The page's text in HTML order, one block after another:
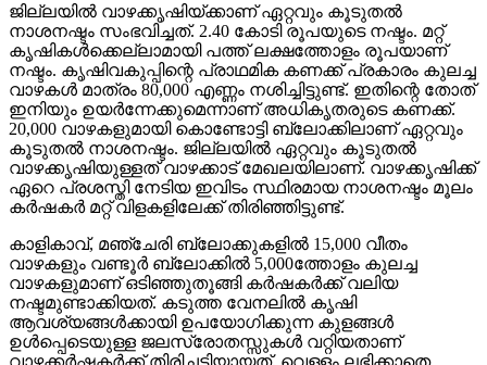
ജില്ലയിൽ വാഴക്കൃഷിയ്ക്കാണ് ഏറ്റവും കൂടുതൽ
നാശനഷ്ടം സംഭവിച്ചത്. 2.40 കോടി രൂപയുടെ നഷ്ടം. മറ്റ്
കൃഷികൾക്കെല്ലാമായി പത്ത് ലക്ഷത്തോളം രൂപയാണ്
നഷ്ടം. കൃഷിവകുപ്പിന്റെ പ്രാഥമിക കണക്ക് പ്രകാരം കുലച്ച
വാഴകൾ മാത്രം 80,000 എണ്ണം നശിച്ചിട്ടുണ്ട്. ഇതിന്റെ തോത്
ഇനിയും ഉയർന്നേക്കുമെന്നാണ് അധികൃതരുടെ കണക്ക്.
20,000 വാഴകളുമായി കൊണ്ടോട്ടി ബ്ലോക്കിലാണ് ഏറ്റവും
കൂടുതൽ നാശനഷ്ടം. ജില്ലയിൽ ഏറ്റവും കൂടുതൽ
വാഴക്കൃഷിയുള്ളത് വാഴക്കാട് മേഖലയിലാണ്. വാഴക്കൃഷിക്ക്
ഏറെ പ്രശസ്തി നേടിയ ഇവിടം സ്ഥിരമായ നാശനഷ്ടം മൂലം
കർഷകർ മറ്റ് വിളകളിലേക്ക് തിരിഞ്ഞിട്ടുണ്ട്.
കാളികാവ്, മഞ്ചേരി ബ്ലോക്കുകളിൽ 15,000 വീതം
വാഴകളും വണ്ടൂർ ബ്ലോക്കിൽ 5,000ത്തോളം കുലച്ച
വാഴകളുമാണ് ഒടിഞ്ഞുതൂങ്ങി കർഷകർക്ക് വലിയ
നഷ്ടമുണ്ടാക്കിയത്. കടുത്ത വേനലിൽ കൃഷി
ആവശ്യങ്ങൾക്കായി ഉപയോഗിക്കുന്ന കുളങ്ങൾ
ഉൾപ്പെടെയുള്ള ജലസ്രോതസ്സുകൾ വറ്റിയതാണ്
വാഴക്കർഷകർക്ക് തിരിച്ചടിയായത്. വെള്ളം ലഭിക്കാതെ